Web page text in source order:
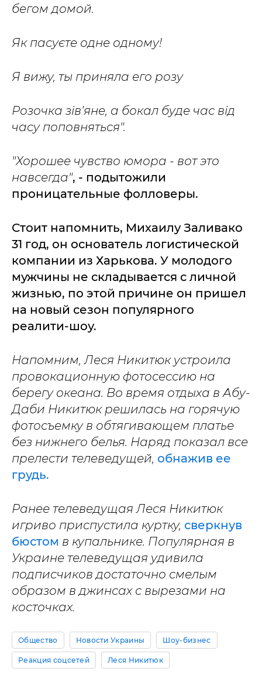
бегом домой.
Як пасуєте одне одному!
Я вижу, ты приняла его розу
Розочка зів’яне, а бокал буде час від
часу поповняться".
"Хорошее чувство юмора - вот это
навсегда", - подытожили
проницательные фолловеры.
Стоит напомнить, Михаилу Заливако
31 год, он основатель логистической
компании из Харькова. У молодого
мужчины не складывается с личной
жизнью, по этой причине он пришел
на новый сезон популярного
реалити-шоу.
Напомним, Леся Никитюк устроила
провокационную фотосессию на
берегу океана. Во время отдыха в Абу-
Даби Никитюк решилась на горячую
фотосъемку в обтягивающем платье
без нижнего белья. Наряд показал все
прелести телеведущей, обнажив ее
грудь.
Ранее телеведущая Леся Никитюк
игриво приспустила куртку, сверкнув
бюстом в купальнике. Популярная в
Украине телеведущая удивила
подписчиков достаточно смелым
образом в джинсах с вырезами на
косточках.
Общество Новости Украины Шоу-бизнес
Реакция соцсетей Леся Никитюк